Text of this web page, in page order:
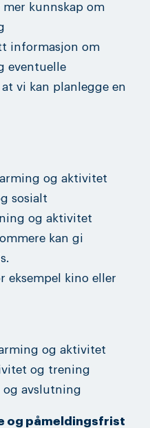
mer kunnskap om
informasjon om
eventuelle
vi kan planlegge en
og aktivitet
sosialt
og aktivitet
kan gi
eksempel kino eller
og aktivitet
og trening
og avslutning
og påmeldingsfrist